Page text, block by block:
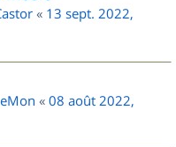
« 13 sept. 2022,
« 08 août 2022,